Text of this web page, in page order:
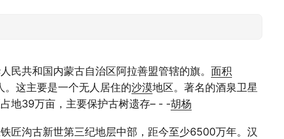
民共和国内蒙古自治区阿拉善盟管辖的旗。 面积
这主要是一个无人居住的沙漠地区。著名的酒泉卫星
地39万亩，主要保护古树遗存– - -胡杨
匠沟古新世第三纪地层中部，距今至少6500万年。汉